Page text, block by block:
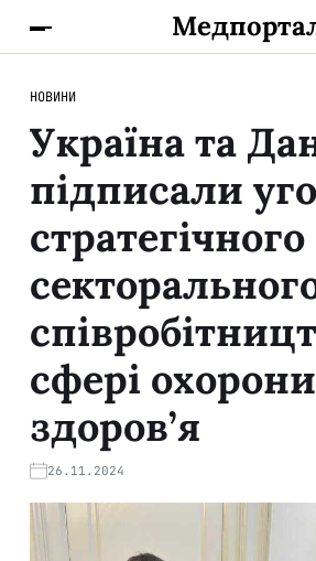
НОВИНИ
Україна та
підписали
стратегічного
сфері охорони
здоров’я
26.11.2024